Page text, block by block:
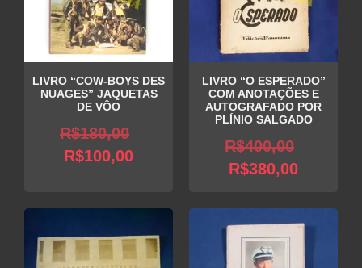
LIVRO “COW-BOYS DES
NUAGES” JAQUETAS
DE VÔO
R$180,00
R$100,00O
R$100,00.
LIVRO “O ESPERADO”
COM ANOTAÇÕES E
AUTOGRAFADO POR
PLÍNIO SALGADO
R$400,00
era:
R$380,00O
atual